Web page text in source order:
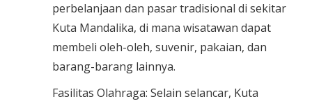
perbelanjaan dan pasar tradisional di sekitar
Kuta Mandalika, di mana wisatawan dapat
membeli oleh-oleh, suvenir, pakaian, dan
barang-barang lainnya.
Fasilitas Olahraga: Selain selancar, Kuta